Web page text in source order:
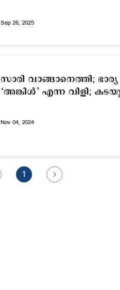
Sep 26, 2025
സാരി വാങ്ങാനെത്തി;
‘അങ്കിള്‍’ എന്ന വിളി;
Nov 04, 2024
1